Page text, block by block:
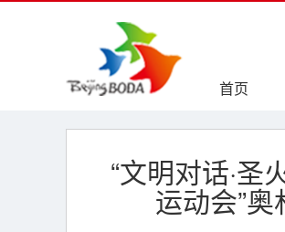
首页
“文明对话·
运动会”